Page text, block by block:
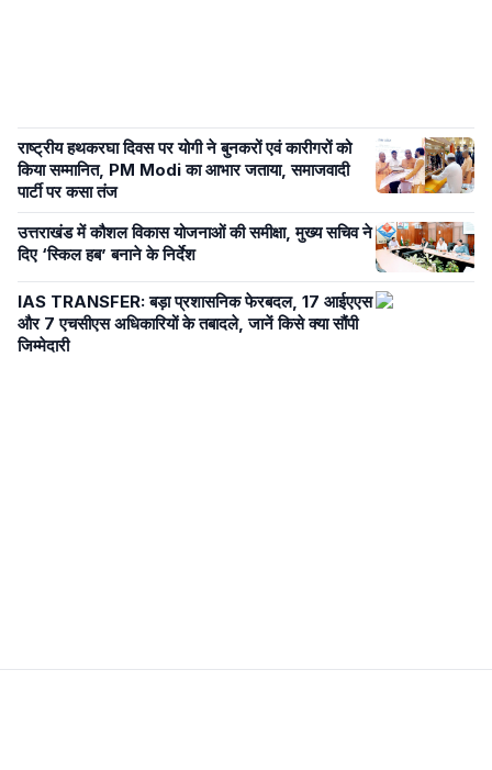
राष्ट्रीय हथकरघा दिवस पर योगी ने बुनकरों एवं कारीगरों को
किया सम्मानित, PM Modi का आभार जताया, समाजवादी
पार्टी पर कसा तंज
उत्तराखंड में कौशल विकास योजनाओं की समीक्षा, मुख्य सचिव ने
दिए ‘स्किल हब’ बनाने के निर्देश
IAS TRANSFER: बड़ा प्रशासनिक फेरबदल, 17 आईएएस
और 7 एचसीएस अधिकारियों के तबादले, जानें किसे क्या सौंपी
जिम्मेदारी